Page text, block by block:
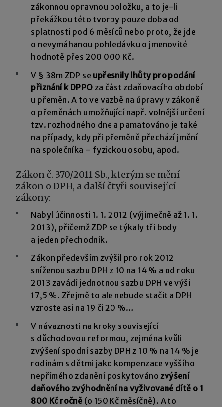
zákonnou opravnou položku, a to je-li
překážkou této tvorby pouze doba od
splatnosti pod 6 měsíců nebo proto, že jde
o nevymáhanou pohledávku o jmenovité
hodnotě přes 200 000 Kč.
V § 38m ZDP se upřesnily lhůty pro podání
přiznání k DPPO za část zdaňovacího období
u přeměn. A to ve vazbě na úpravy v zákoně
o přeměnách umožňující např. volnější určení
tzv. rozhodného dne a pamatováno je také
na případy, kdy při přeměně přechází jmění
na společníka – fyzickou osobu, apod.
Zákon č. 370/2011 Sb., kterým se mění
zákon o DPH, a další čtyři související
zákony:
Nabyl účinnosti 1. 1. 2012 (výjimečně až 1. 1.
2013), přičemž ZDP se týkaly tři body
a jeden přechodník.
Zákon především zvýšil pro rok 2012
sníženou sazbu DPH z 10 na 14 % a od roku
2013 zavádí jednotnou sazbu DPH ve výši
17,5 %. Zřejmě to ale nebude stačit a DPH
vzroste asi na 19 či 20 %…
V návaznosti na kroky související
s důchodovou reformou, zejména kvůli
zvýšení spodní sazby DPH z 10 % na 14 % je
rodinám s dětmi jako kompenzace vyššího
nepřímého zdanění poskytovánozvýšení
daňového zvýhodnění na vyživované dítě o 1
800 Kč ročně (o 150 Kč měsíčně). A to